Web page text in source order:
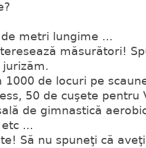
metri lungime ...
măsurători!
1000 de locuri pe
50 de cuşete pentru
de gimnastică
...
Să nu spuneţi că